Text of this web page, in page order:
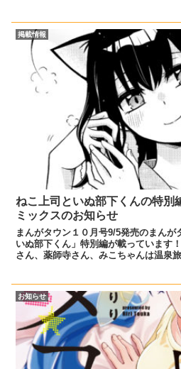
掲載情報
ねこ上司といぬ部下くんの特別
ミックスのお知らせ
まんがタウン１０月号9/5発売のまんが
いぬ部下くん」特別編が載っています
さん、薬師寺さん、みこちゃんは温泉
お知らせ